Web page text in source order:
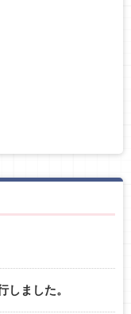
しました。